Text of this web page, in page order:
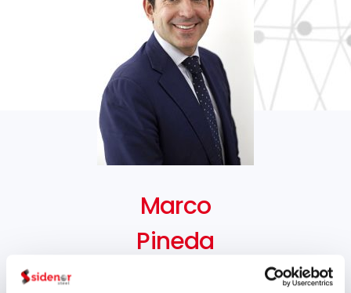
Marco
Pineda
Director General Corporativo